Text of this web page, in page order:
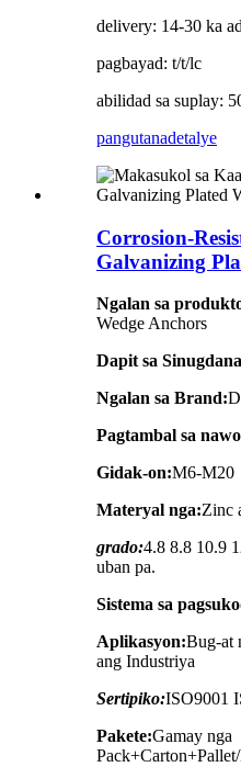
delivery: 14-30 ka
pagbayad: t/t/lc
abilidad sa suplay:
pangutanadetalye
Corrosion-
Galvanizing
Ngalan sa
Wedge Anchors
Dapit sa
Ngalan sa Brand:
Pagtambal sa
Gidak-on:M6-M20
Materyal nga:Zinc
grado:4.8 8.8 10.9
uban pa.
Sistema sa
Aplikasyon:Bug-at
ang Industriya
Sertipiko:ISO9001
Pakete:Gamay nga